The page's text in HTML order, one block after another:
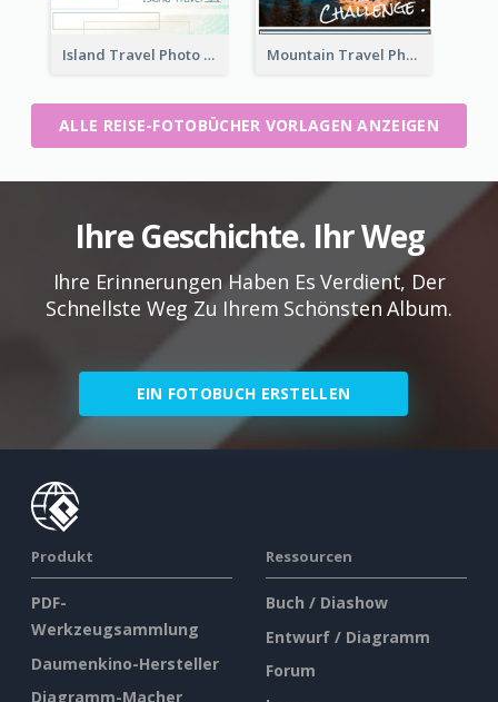
Island Travel Photo Book Mountain Travel Photo Book
ALLE REISE-FOTOBÜCHER VORLAGEN ANZEIGEN
Ihre Geschichte. Ihr Weg
Ihre Erinnerungen Haben Es Verdient, Der
Schnellste Weg Zu Ihrem Schönsten Album.
EIN FOTOBUCH ERSTELLEN
Produkt
PDF-
Werkzeugsammlung
Daumenkino-Hersteller
Diagramm-Macher
Ressourcen
Buch / Diashow
Entwurf / Diagramm
Forum